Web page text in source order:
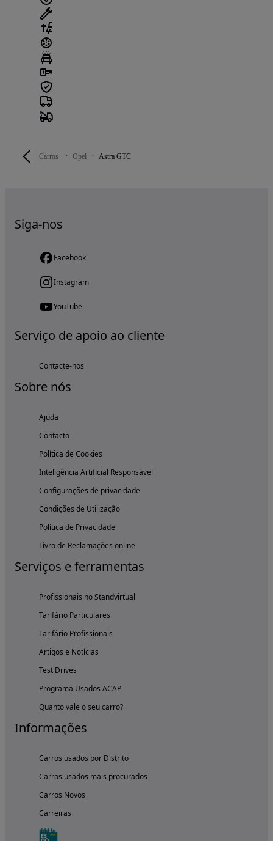
Carros Opel Astra GTC
Siga-nos
Facebook
Instagram
YouTube
Serviço de apoio ao cliente
Contacte-nos
Sobre nós
Ajuda
Contacto
Política de Cookies
Inteligência Artificial Responsável
Configurações de privacidade
Condições de Utilização
Política de Privacidade
Livro de Reclamações online
Serviços e ferramentas
Profissionais no Standvirtual
Tarifário Particulares
Tarifário Profissionais
Artigos e Notícias
Test Drives
Programa Usados ACAP
Quanto vale o seu carro?
Informações
Carros usados por Distrito
Carros usados mais procurados
Carros Novos
Carreiras